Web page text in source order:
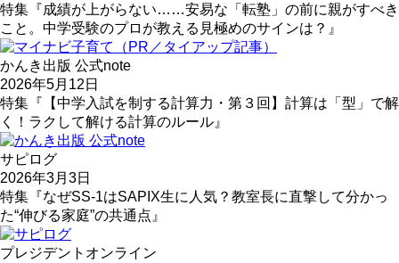
特集『成績が上がらない……安易な「転塾」の前に親がすべき
こと。中学受験のプロが教える見極めのサインは？』
かんき出版 公式note
2026年5月12日
特集『【中学入試を制する計算力・第３回】計算は「型」で解
く！ラクして解ける計算のルール』
サピログ
2026年3月3日
特集『なぜSS-1はSAPIX生に人気？教室長に直撃して分かっ
た“伸びる家庭”の共通点』
プレジデントオンライン